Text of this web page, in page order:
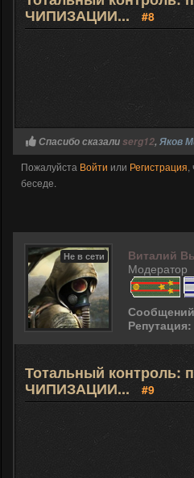
ЧИПИЗАЦИИ... #8
Спасибо сказалиserg12, Яков
Пожалуйста Войти или Регистрация,
беседе.
Не в сети
Виталий
Модератор
Репутация:
Тотальный контроль:
ЧИПИЗАЦИИ... #9